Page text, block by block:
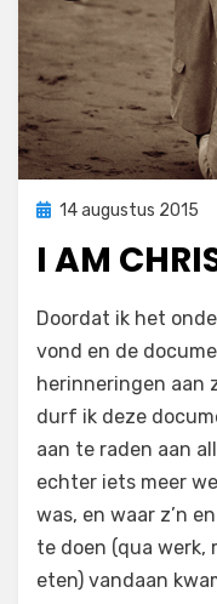
Geplaatst
14 augustus 2015
I AM
door Filmofiel.nl
Laat een reactie
Doordat ik het
vond en de
herinneringen aan
durf ik deze
aan te raden aan
echter iets meer
was, en waar z’n
te doen (qua werk,
eten) vandaan